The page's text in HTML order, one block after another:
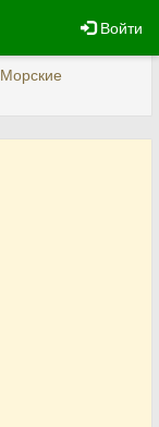
Войти
Морские